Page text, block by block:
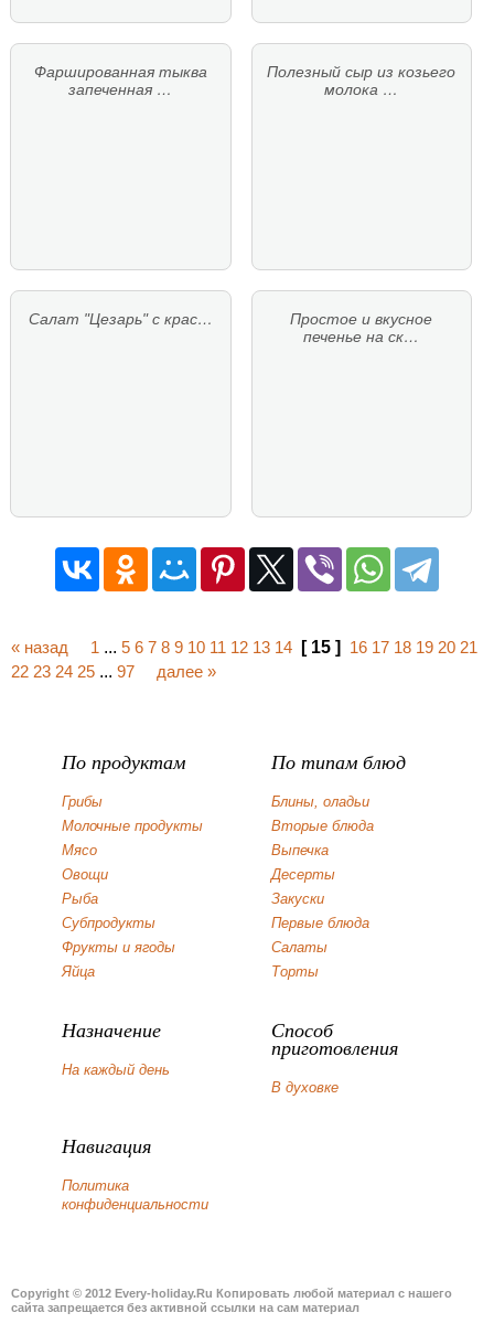
Фаршированная тыква
запеченная …
Полезный сыр из козьего
молока …
Салат "Цезарь" с крас…
Простое и вкусное
печенье на ск…
« назад 1 ... 5 6 7 8 9 10 11 12 13 14 [ 15 ] 16 17 18 19 20 21
22 23 24 25 ... 97 далее »
По продуктам
Грибы
Молочные продукты
Мясо
Овощи
Рыба
Субпродукты
Фрукты и ягоды
Яйца
По типам блюд
Блины, оладьи
Вторые блюда
Выпечка
Десерты
Закуски
Первые блюда
Салаты
Торты
Назначение
На каждый день
Способ
приготовления
В духовке
Навигация
Политика
конфиденциальности
Copyright © 2012 Every-holiday.Ru Копировать любой материал с нашего
сайта запрещается без активной ссылки на сам материал